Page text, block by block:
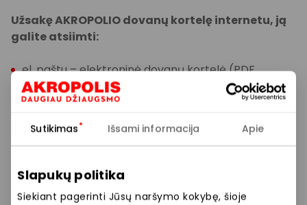
Sutikimas Išsami informacija Apie
Slapukų politika
Siekiant pagerinti Jūsų naršymo kokybę, šioje
Užsakę AKROPOLIO dovanų kortelę internetu, ją
galite atsiimti:
el. paštu – elektroninė dovanų kortelė (PDF
formatu);
10–21 val.;
09–21 val.;
PPC AKROPOLIS, Šiauliai, Informacijos centre I–VII